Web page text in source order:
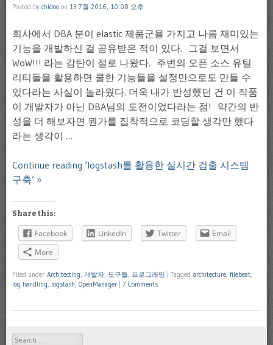
Posted by chidoo on 13 7월 2016, 10:08 오후
회사에서 DBA 분이 elastic 제품군을 가지고 나름 재미있는
기능을 개발하신 걸 공유받은 적이 있다. 그걸 보면서
WoW!!! 라는 감탄이 절로 나왔다. 주변의 오픈 소스 유틸
리티들을 활용하면 쿨한 기능들을 설정만으로도 만들 수
있다라는 사실이 놀라웠다. 더욱 내가 반성했던 건 이 작품
이 개발자가 아닌 DBA님의 도전이었다라는 점! 약간의 반
성을 더 해보자면 뭔가를 집착적으로 코딩할 생각만 했다
라는 생각이 …
Continue reading ‘logstash를 활용한 실시간 검출 시스템
구축’ »
Share this:
Facebook LinkedIn Twitter
Email
More
Filed under Architecting, 개발자, 도구들, 프로그래밍 Tagged architecture, filebeat,
log handling, logstash, OpenManager 7 Comments
Search